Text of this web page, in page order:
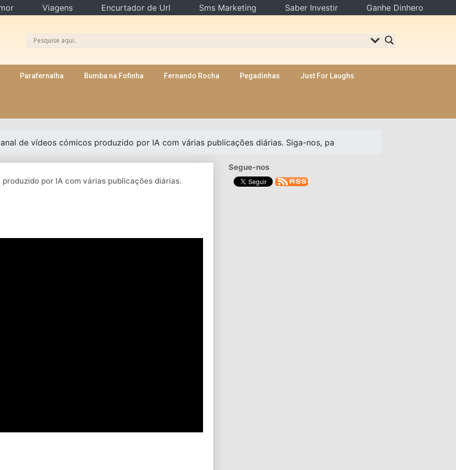
Parafernalha Bumba na Fofinha Fernando Rocha Pegadinhas Just For Laughs
de vídeos cómicos produzido por IA com várias publicações diárias. Siga-nos, pa
por IA com várias publicações diárias.
Segue-nos
Viagens Encurtador de Url Sms Marketing Saber Investir Ganhe Dinhero